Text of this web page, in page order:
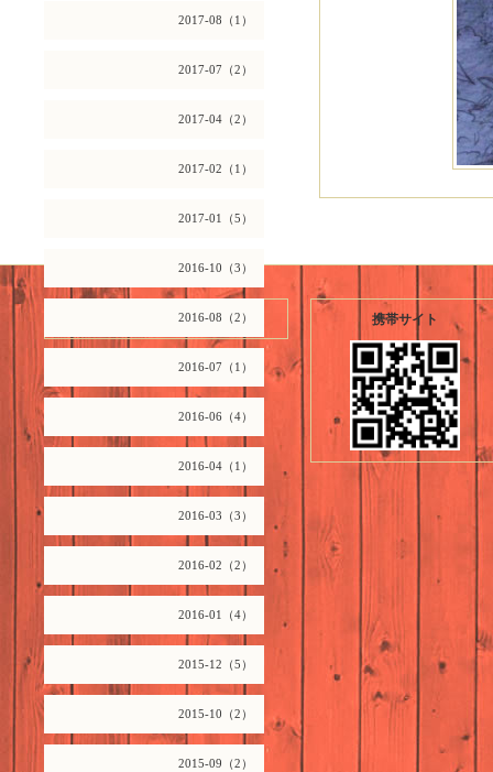
2017-08（1）
2017-07（2）
2017-04（2）
2017-02（1）
2017-01（5）
2016-10（3）
2016-08（2）
2016-07（1）
2016-06（4）
2016-04（1）
2016-03（3）
2016-02（2）
2016-01（4）
2015-12（5）
2015-10（2）
2015-09（2）
2026.08.09 Sunday 携帯サイト